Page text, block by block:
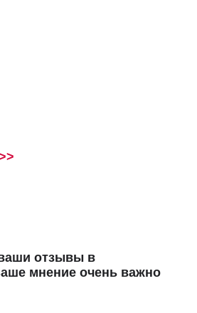
отзывы в
мнение очень важно